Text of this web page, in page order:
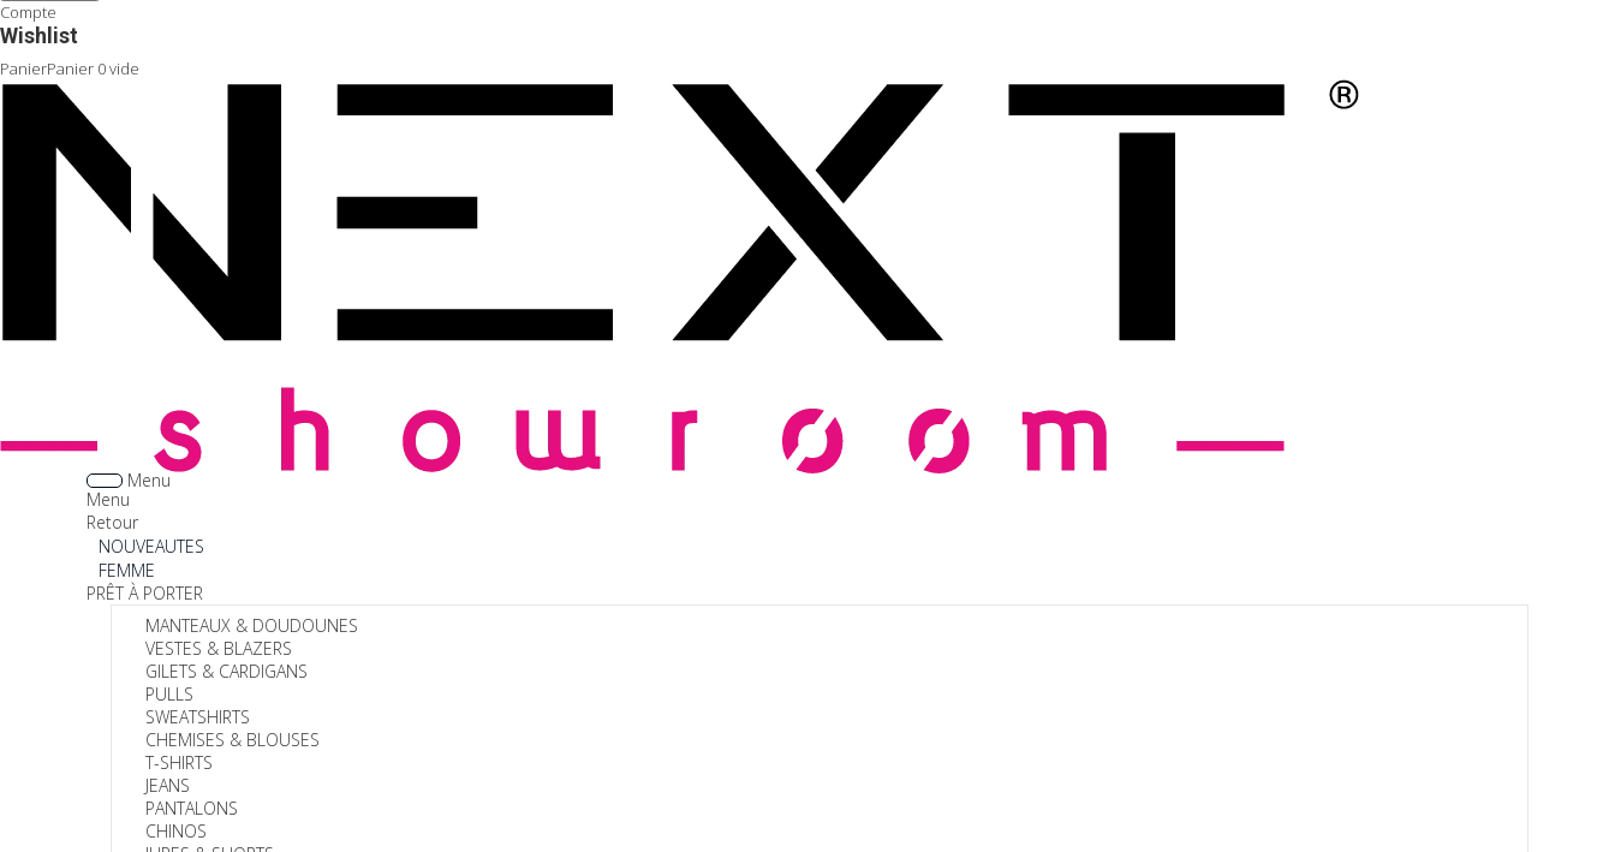
Compte
Wishlist
PanierPanier 0vide
Menu
Menu
Retour
NOUVEAUTES
FEMME
PRÊT À PORTER
MANTEAUX & DOUDOUNES
VESTES & BLAZERS
GILETS & CARDIGANS
PULLS
SWEATSHIRTS
CHEMISES & BLOUSES
T-SHIRTS
JEANS
PANTALONS
CHINOS